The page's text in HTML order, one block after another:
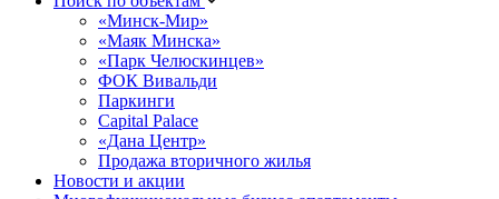
«Минск-Мир»
«Маяк Минска»
«Парк Челюскинцев»
ФОК Вивальди
Паркинги
Capital Palace
«Дана Центр»
Продажа вторичного жилья
Новости и акции